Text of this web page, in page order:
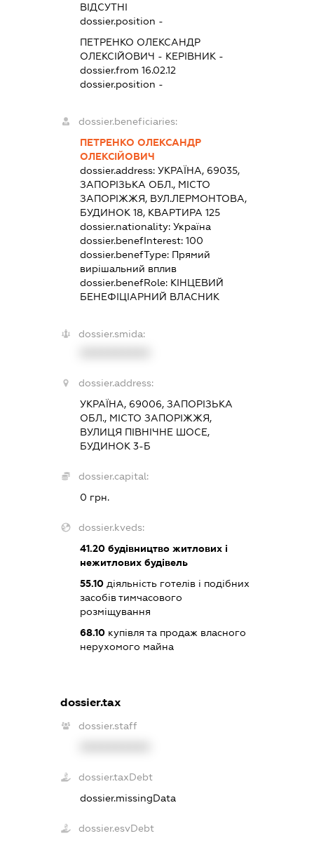
ВІДСУТНІ
dossier.position -
ПЕТРЕНКО ОЛЕКСАНДР
ОЛЕКСІЙОВИЧ - КЕРІВНИК -
dossier.from 16.02.12
dossier.position -
dossier.beneficiaries:
ПЕТРЕНКО ОЛЕКСАНДР
ОЛЕКСІЙОВИЧ
dossier.address:УКРАЇНА, 69035,
ЗАПОРІЗЬКА ОБЛ., МІСТО
ЗАПОРІЖЖЯ, ВУЛ.ЛЕРМОНТОВА,
БУДИНОК 18, КВАРТИРА 125
dossier.nationality:Україна
dossier.benefInterest:100
dossier.benefType: Прямий
вирішальний вплив
dossier.benefRole: КІНЦЕВИЙ
БЕНЕФІЦІАРНИЙ ВЛАСНИК
dossier.smida:
dossier.address:
УКРАЇНА, 69006, ЗАПОРІЗЬКА
ОБЛ., МІСТО ЗАПОРІЖЖЯ,
ВУЛИЦЯ ПІВНІЧНЕ ШОСЕ,
БУДИНОК 3-Б
dossier.capital:
0 грн.
dossier.kveds:
41.20 будівництво житлових і
нежитлових будівель
55.10 діяльність готелів і подібних
засобів тимчасового
розміщування
68.10 купівля та продаж власного
нерухомого майна
dossier.tax
dossier.staff
dossier.taxDebt
dossier.missingData
dossier.esvDebt